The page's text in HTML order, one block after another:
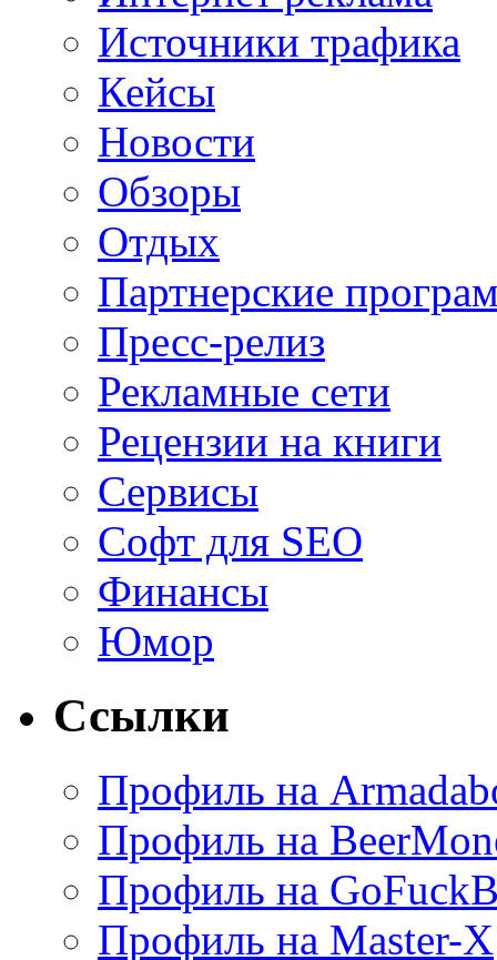
Источники трафика
Кейсы
Новости
Обзоры
Отдых
Партнерские
Пресс-релиз
Рекламные сети
Рецензии на книги
Сервисы
Софт для SEO
Финансы
Юмор
Ссылки
Профиль на
Профиль на
Профиль на
Профиль на Master-X